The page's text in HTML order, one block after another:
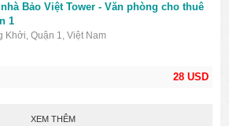
28 USD
Bảo Việt Tower - Văn phòng cho thuê
1
Khởi, Quận 1, Việt Nam
XEM THÊM